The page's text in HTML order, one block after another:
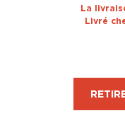
La
Livré